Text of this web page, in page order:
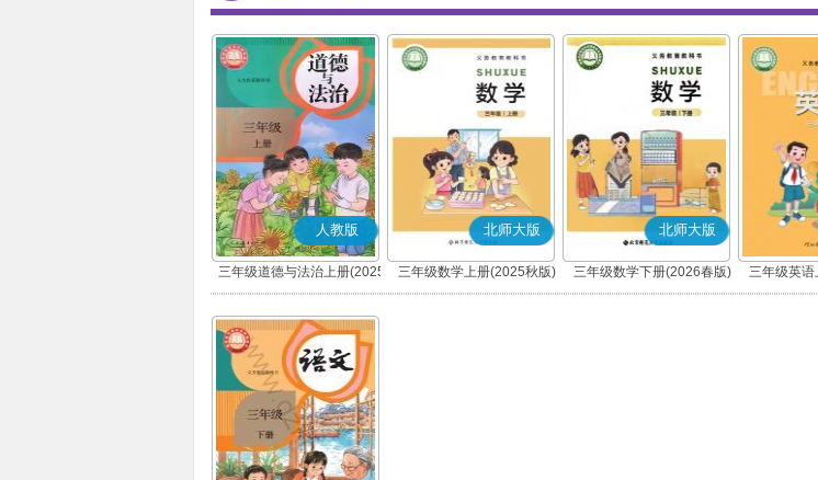
人教版
三年级道德与法治上册(2025
秋版)(部编版)
北师大版
三年级数学上册(2025秋版)
北师大版
三年级数学下册(2026春版)
三年级英
(三